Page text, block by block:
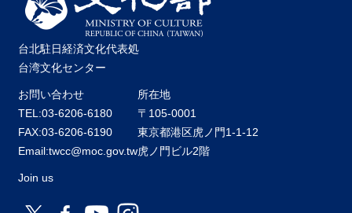
台北駐日経済文化代表処
台湾文化センター
お問い合わせ
TEL:03-6206-6180
FAX:03-6206-6190
Email:twcc@moc.gov.tw
所在地
〒105-0001
東京都港区虎ノ門1-1-12
虎ノ門ビル2階
Join us